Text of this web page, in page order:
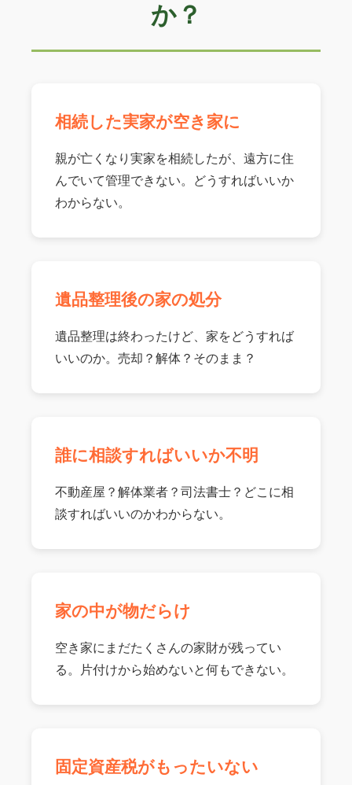
か？
相続した実家が空き家に
親が亡くなり実家を相続したが、遠方に住
んでいて管理できない。どうすればいいか
わからない。
遺品整理後の家の処分
遺品整理は終わったけど、家をどうすれば
いいのか。売却？解体？そのまま？
誰に相談すればいいか不明
不動産屋？解体業者？司法書士？どこに相
談すればいいのかわからない。
家の中が物だらけ
空き家にまだたくさんの家財が残ってい
る。片付けから始めないと何もできない。
固定資産税がもったいない